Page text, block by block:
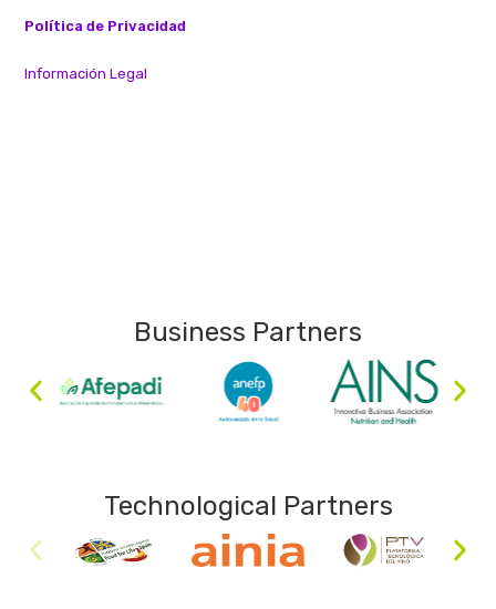
Política de Privacidad
Información Legal
Business Partners
Technological Partners